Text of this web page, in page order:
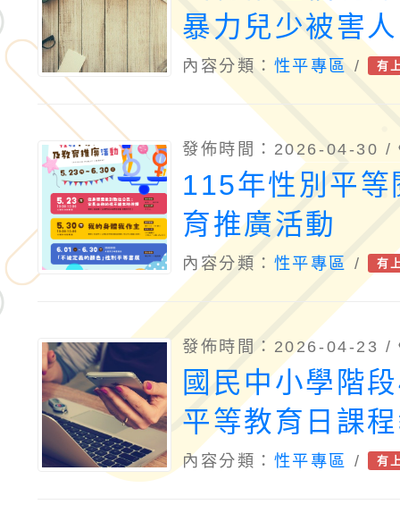
暴力兒少被害
手冊」，請查
內容分類： 性平專區 / 有
發佈時間：2026-04-30 /
115年性別平等
育推廣活動
內容分類： 性平專區 / 有
發佈時間：2026-04-23 /
國民中小學階
平等教育日課
內容分類： 性平專區 / 有